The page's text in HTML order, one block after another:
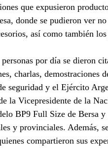
que expusieron
donde se pudieron ver
así como también
por día se dieron
charlas, demostraciones
seguridad y el Ejército
la Vicepresidente de la
BP9 Full Size de Bersa
y provinciales. Además,
compartieron sus